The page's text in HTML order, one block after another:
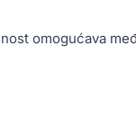
omogućava